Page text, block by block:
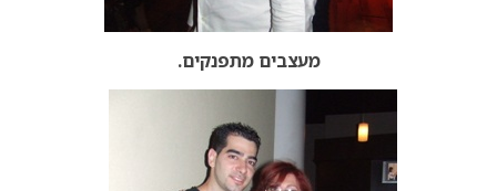
מעצבים מתפנקים.